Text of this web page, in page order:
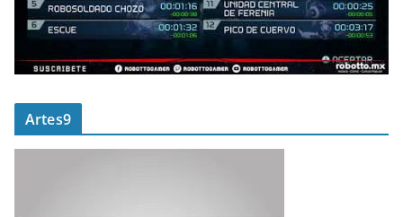
Artes9